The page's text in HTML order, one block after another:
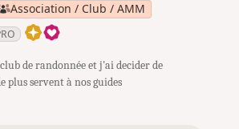
Association / Club / AMM
de randonnée et j'ai decider de
plus servent à nos guides